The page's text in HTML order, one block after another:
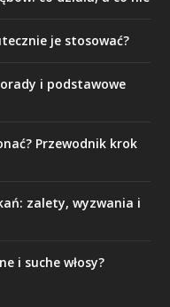
je stosować?
i podstawowe
Przewodnik krok
zalety, wyzwania i
i suche włosy?